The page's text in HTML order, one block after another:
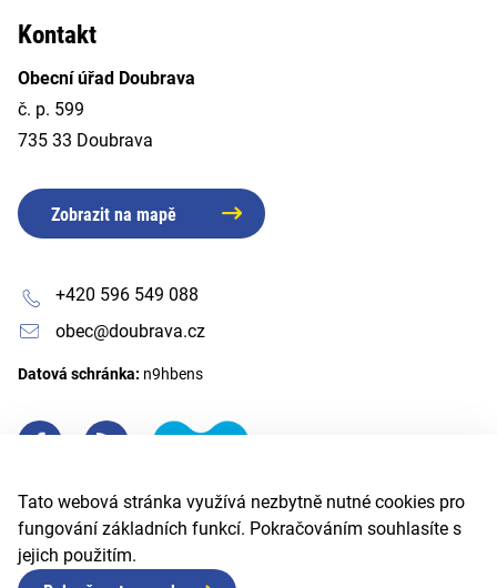
Tato webová stránka využívá nezbytně nutné cookies pro
fungování základních funkcí. Pokračováním souhlasíte s
jejich použitím.
Kontakt
Obecní úřad Doubrava
č. p. 599
735 33 Doubrava
Zobrazit na mapě
+420 596 549 088
obec@doubrava.cz
Datová schránka: n9hbens